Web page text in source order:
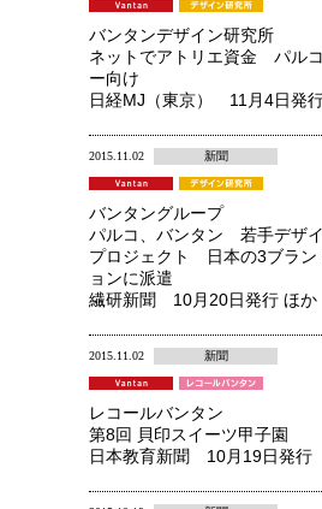
バンタンデザイン研究所
ネットでアトリエ資金 パル
ー向け
日経MJ（東京） 11月4日発
2015.11.02 新聞
バンタングループ
パルコ、バンタン 若手デザ
プロジェクト 日本の3ブラン
ョンに派遣
繊研新聞 10月20日発行 ほか
2015.11.02 新聞
レコールバンタン
第8回 貝印スイーツ甲子園
日本教育新聞 10月19日発行